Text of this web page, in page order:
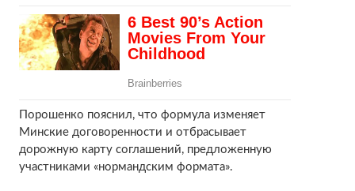
Порошенко пояснил, что формула изменяет
Минские договоренности и отбрасывает
дорожную карту соглашений, предложенную
участниками «нормандским формата».